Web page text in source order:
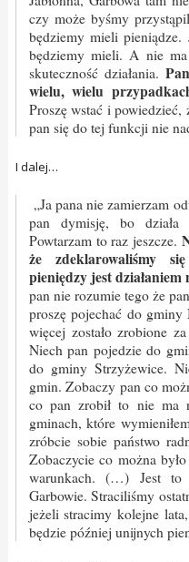
czy może byśmy
będziemy mieli
będziemy mieli. A nie
skuteczność działania.
wielu, wielu
Proszę wstać i
pan się do tej funkcji nie
I dalej…
„Ja pana nie zamierzam
pan dymisję, bo
Powtarzam to raz jeszcze.
że zdeklarowaliśmy
pieniędzy jest
pan nie rozumie tego że
proszę pojechać do
więcej zostało zrobione
Niech pan pojedzie do
do gminy Strzyżewice.
gmin. Zobaczy pan co
co pan zrobił to nie ma
gminach, które
zróbcie sobie państwo
Zobaczycie co można
warunkach. (…) Jest to
Garbowie. Straciliśmy
jeżeli stracimy kolejne
będzie później unijnych